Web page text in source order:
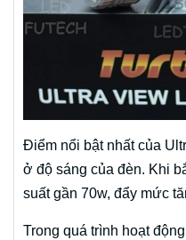
Điểm nổi bật nhất của
ở độ sáng của đèn. Khi
suất gần 70w, đẩy mức
Trong quá trình hoạt